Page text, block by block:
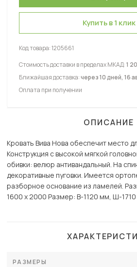
Купить в 1 клик
Код товара:1205661
Стоимость доставки в пределах МКАД:1
Ближайшая доставка:через 10 дней, 16
Оплата при получении
ОПИСАНИЕ
Кровать Вива Нова обеспечит место
Конструкция с высокой мягкой
обивки: велюр антивандальный. На
декоративные пуговки. Имеется
разборное основание из ламелей.
1600 х 2000 Размер: В-1120 мм, Ш-
РАЗМЕРЫ